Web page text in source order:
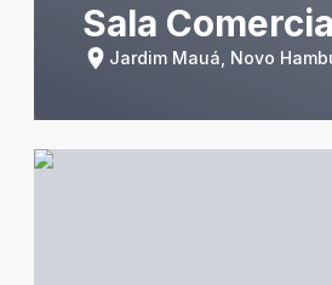
Sala
Jardim Mauá, Novo